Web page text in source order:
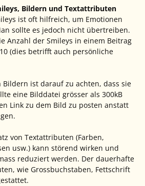
Bildern und Textattributen
ist oft hilfreich, um Emotionen
sollte es jedoch nicht übertreiben.
Anzahl der Smileys in einem Beitrag
(dies betrifft auch persönliche
Bildern ist darauf zu achten, dass sie
eine Bilddatei grösser als 300kB
Link zu dem Bild zu posten anstatt
von Textattributen (Farben,
usw.) kann störend wirken und
reduziert werden. Der dauerhafte
wie Grossbuchstaben, Fettschrift